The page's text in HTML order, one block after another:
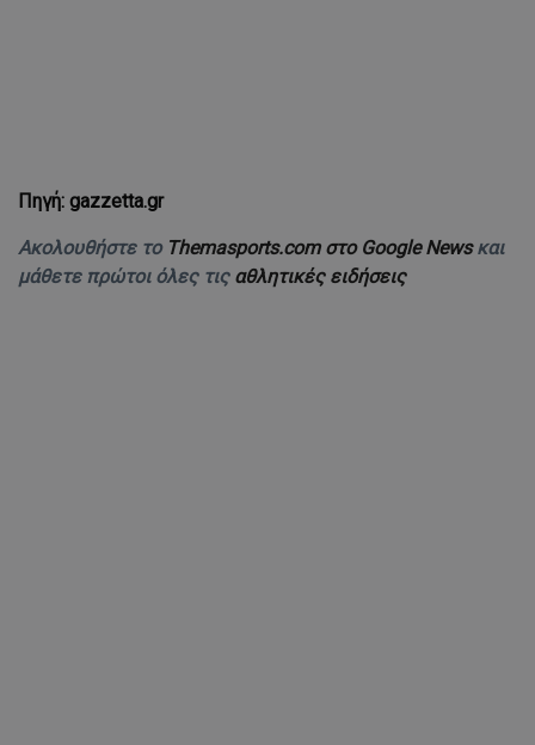
Πηγή: gazzetta.gr
Ακολουθήστε το Themasports.com στο Google Newsκαι
μάθετε πρώτοι όλες τις αθλητικές ειδήσεις